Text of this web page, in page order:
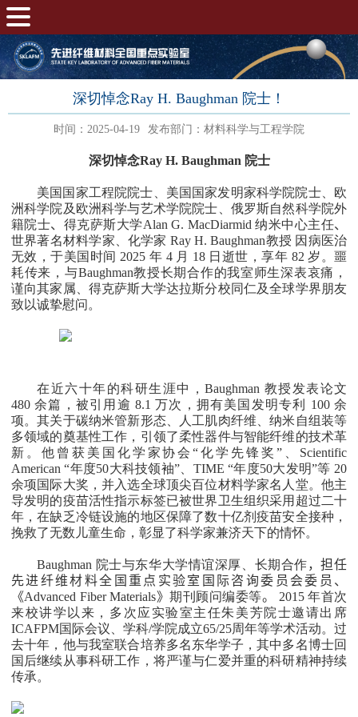
深切悼念Ray H. Baughman 院士！
时间：2025-04-19 发布部门：材料科学与工程学院
深切悼念Ray H. Baughman 院士
美国国家工程院院士、美国国家发明家科学院院士、欧
洲科学院及欧洲科学与艺术学院院士、俄罗斯自然科学院外
籍院士、 得克萨斯大学Alan G. MacDiarmid纳米中心主任、
世界著名材料学家、化学家 Ray H. Baughman教授 因病医治
无效，于美国时间 2025 年 4 月 18 日逝世，享年 82岁。噩
耗传来，与Baughman教授长期合作的我室师生深表哀痛，
谨向其家属、得克萨斯大学达拉斯分校同仁及全球学界朋友
致以诚挚慰问。
在近六十年的科研生涯中，Baughman 教授发表论文
480余篇，被引用逾 8.1万次，拥有美国发明专利 100余
项。其关于碳纳米管新形态、人工肌肉纤维、纳米自组装等
多领域的奠基性工作，引领了柔性器件与智能纤维的技术革
新。他曾获美国化学家协会“化学先锋奖”、 Scientific
American “年度50大科技领袖”、 TIME “年度50大发明”等 20
余项国际大奖，并入选全球顶尖百位材料学家名人堂。他主
导发明的疫苗活性指示标签已被世界卫生组织采用超过二十
年，在缺乏冷链设施的地区保障了数十亿剂疫苗安全接种，
挽救了无数儿童生命，彰显了科学家兼济天下的情怀。
Baughman 院士与东华大学情谊深厚、长期合作，担任
先进纤维材料全国重点实验室国际咨询委员会委员 、
《Advanced Fiber Materials》期刊顾问编委等。 2015年首次
来校讲学以来，多次应实验室主任朱美芳院士邀请出席
ICAFPM国际会议、学科/学院成立65/25周年等学术活动。过
去十年，他与我室联合培养多名东华学子，其中多名博士回
国后继续从事科研工作，将严谨与仁爱并重的科研精神持续
传承。